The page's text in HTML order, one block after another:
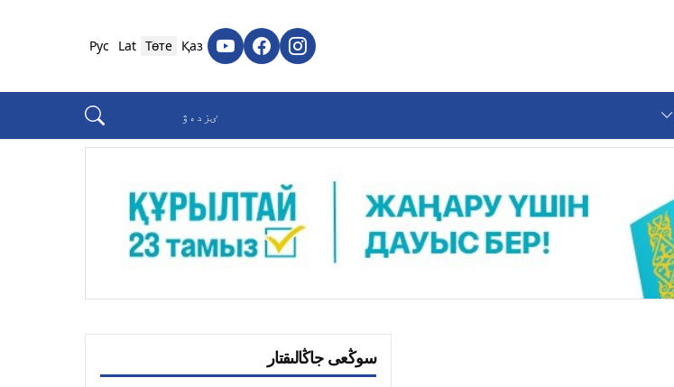
Қаз
Төте
Lat
Рус
سوڭعى جاڭالىقتار